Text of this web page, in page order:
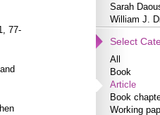
Sarah
William J.
Select
All
Book
Article
Book
Working
77-